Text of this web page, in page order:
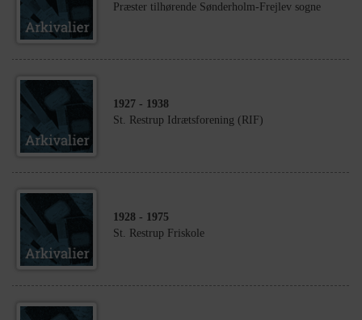
Præster tilhørende Sønderholm-Frejlev sogne
1927 - 1938
St. Restrup Idrætsforening (RIF)
1928 - 1975
St. Restrup Friskole